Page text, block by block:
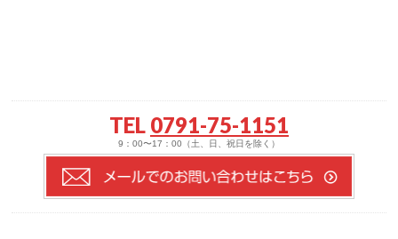
TEL 0791-75-1151
9：00〜17：00（土、日、祝日を除く）